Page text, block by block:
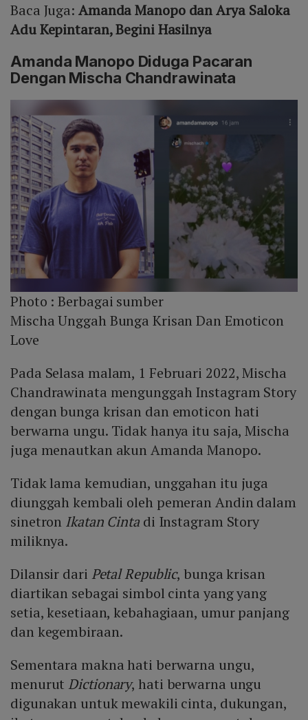
Baca Juga: Amanda Manopo dan Arya Saloka
Adu Kepintaran, Begini Hasilnya
Amanda Manopo Diduga Pacaran
Dengan Mischa Chandrawinata
Photo :Berbagai sumber
Mischa Unggah Bunga Krisan Dan Emoticon
Love
Pada Selasa malam, 1 Februari 2022, Mischa
Chandrawinata mengunggah Instagram Story
dengan bunga krisan dan emoticon hati
berwarna ungu. Tidak hanya itu saja, Mischa
juga menautkan akun Amanda Manopo.
Tidak lama kemudian, unggahan itu juga
diunggah kembali oleh pemeran Andin dalam
sinetron Ikatan Cinta di Instagram Story
miliknya.
Dilansir dari Petal Republic, bunga krisan
diartikan sebagai simbol cinta yang yang
setia, kesetiaan, kebahagiaan, umur panjang
dan kegembiraan.
Sementara makna hati berwarna ungu,
menurut Dictionary, hati berwarna ungu
digunakan untuk mewakili cinta, dukungan,